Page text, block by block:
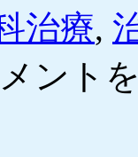
治療,
ント